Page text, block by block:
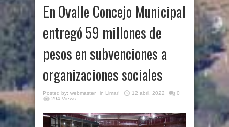
En Ovalle Concejo Municipal
entregó 59 millones de
pesos en subvenciones a
organizaciones sociales
Posted by: webmaster in Limarí 12 abril, 2022
0
294 Views